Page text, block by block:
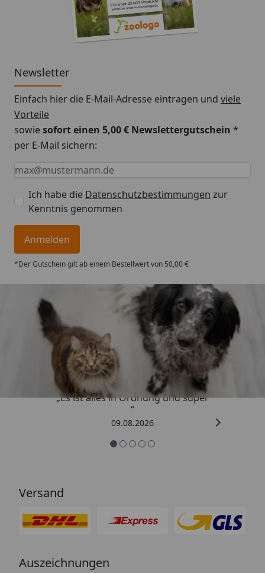
Newsletter
Einfach hier die E-Mail-Adresse eintragen und viele
Vorteile
sowiesofort einen 5,00 € Newslettergutschein *
per E-Mail sichern:
Keine Eingabe erforderlich
Eingabe erforderlich
E-Mail *
Ich habe die Datenschutzbestimmungen zur
Kenntnis genommen
Anmelden
*Der Gutschein gilt ab einem Bestellwert von 50,00 €
Trusted Shops
4,73/ 5
„Es ist alles in Ordnung und super
“
09.08.2026
Versand
Auszeichnungen